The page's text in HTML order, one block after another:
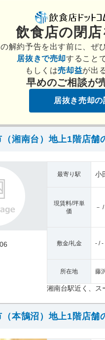
飲食店の閉
解約予告を出す前に、ぜ
居抜きで売却すること
もしくは売却益が出
早めのご相談が
居抜き売却
（湘南台）地上1階店舗
最寄り駅 小
現賃料/坪単
価
－
敷金/礼金 - / -
所在地 藤
湘南台駅近く、ス
（本鵠沼）地上1階店舗